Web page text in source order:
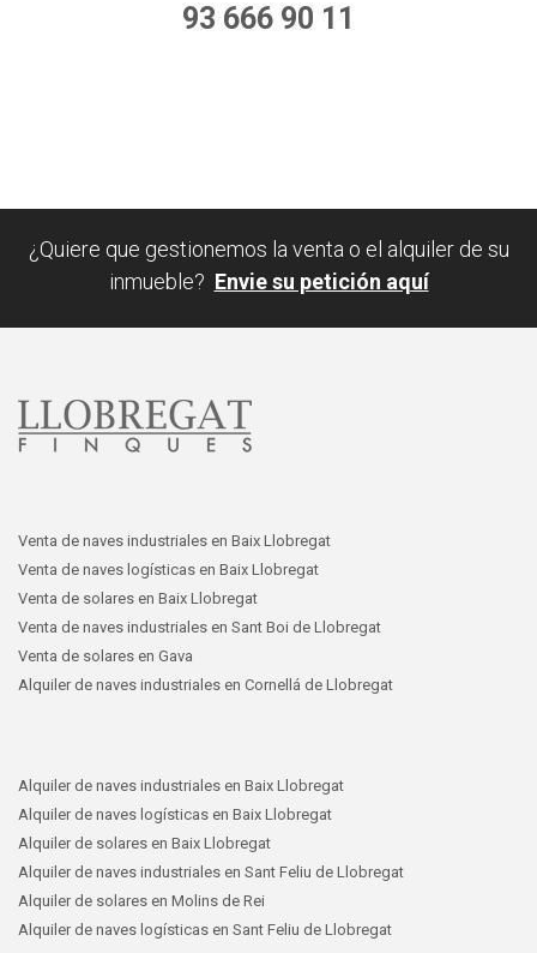
93 666 90 11
¿Quiere que gestionemos la venta o el alquiler de su
inmueble? Envie su petición aquí
Venta de naves industriales en Baix Llobregat
Venta de naves logísticas en Baix Llobregat
Venta de solares en Baix Llobregat
Venta de naves industriales en Sant Boi de Llobregat
Venta de solares en Gava
Alquiler de naves industriales en Cornellá de Llobregat
Alquiler de naves industriales en Baix Llobregat
Alquiler de naves logísticas en Baix Llobregat
Alquiler de solares en Baix Llobregat
Alquiler de naves industriales en Sant Feliu de Llobregat
Alquiler de solares en Molins de Rei
Alquiler de naves logísticas en Sant Feliu de Llobregat